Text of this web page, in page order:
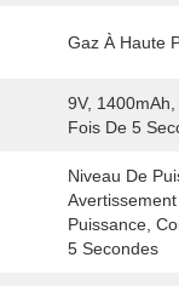
Gaz À Haute
9V,
Fois De 5
Niveau De
Puissance,
5 Secondes